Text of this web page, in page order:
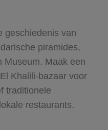
geschiedenis van
piramides,
Museum. Maak een
Khalili-bazaar voor
traditionele
restaurants.